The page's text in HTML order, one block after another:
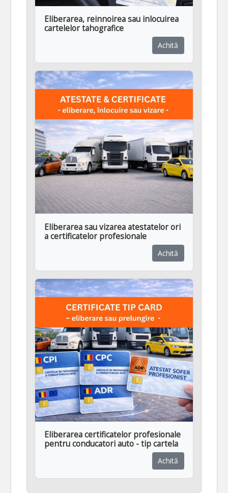
Eliberarea, reinnoirea sau inlocuirea
cartelelor tahografice
Achită
Eliberarea sau vizarea atestatelor ori
a certificatelor profesionale
Achită
Eliberarea certificatelor profesionale
pentru conducatori auto - tip cartela
Achită